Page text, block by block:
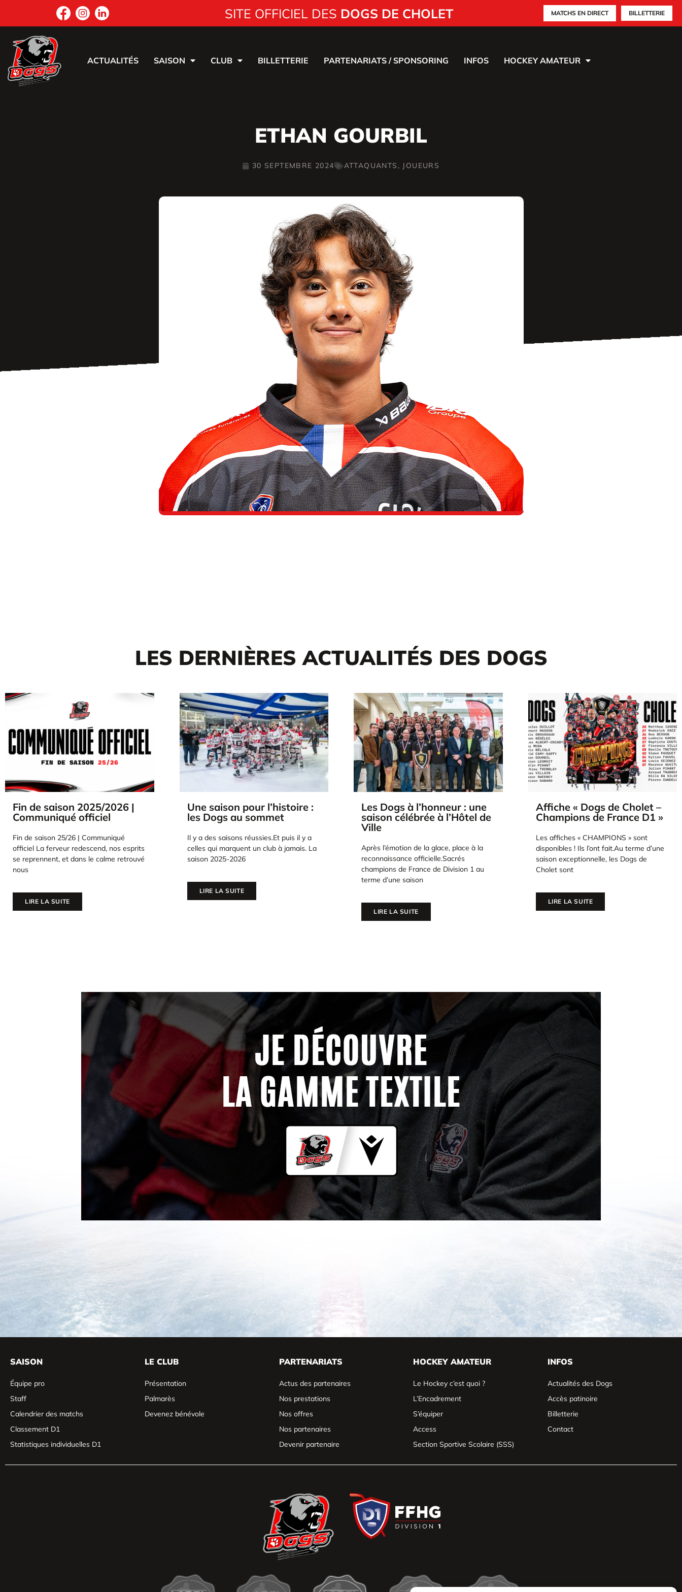
SITE OFFICIEL DES DOGS DE CHOLET MATCHS EN DIRECT BILLETTERIE
ACTUALITÉS SAISON CLUB BILLETTERIE PARTENARIATS / SPONSORING INFOS HOCKEY AMATEUR
ETHAN GOURBIL
30 SEPTEMBRE 2024 ATTAQUANTS , JOUEURS
LES DERNIÈRES ACTUALITÉS DES DOGS
Une saison pour l’histoire :
les Dogs au sommet
Il y a des saisons réussies.Et puis il y a
celles qui marquent un club à jamais. La
saison 2025-2026
LIRE LA SUITE
Les Dogs à l’honneur : une
saison célébrée à l’Hôtel de
Après l’émotion de la glace, place à la
reconnaissance officielle.Sacrés
terme d’une saison
Affiche « Dogs de Cholet –
Champions de France D1 »
disponibles ! Ils l’ont fait.Au terme d’une
saison exceptionnelle, les Dogs de
Cholet sont
LIRE LA SUITE
PO Finale. M5 – L’après-
match :
Les Dogs au
bout de la nuit : Cholet
sacré champion de France !
(2-3 AP)
Ils l’ont fait.Au terme d’un match 5
SAISON
Équipe pro
Staff
Calendrier des matchs
Classement D1
Statistiques individuelles D1
LE CLUB
Présentation
Palmarès
Devenez bénévole
PARTENARIATS
Actus des partenaires
Nos prestations
Nos offres
Nos partenaires
Devenir partenaire
HOCKEY AMATEUR
Le Hockey c’est quoi ?
L’Encadrement
S’équiper
Access
Section Sportive Scolaire (SSS)
INFOS
Actualités des Dogs
Accès patinoire
Billetterie
Contact